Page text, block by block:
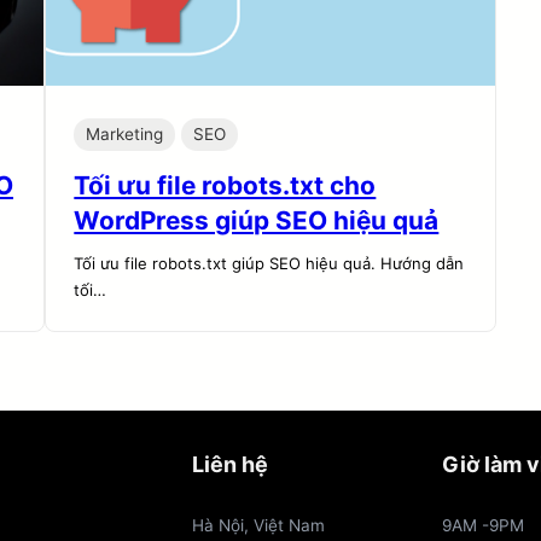
Marketing SEO
Tối ưu file robots.txt cho
WordPress giúp SEO hiệu quả
Tối ưu file robots.txt giúp SEO hiệu quả. Hướng dẫn
tối…
Liên hệ
Hà Nội, Việt Nam
Giờ làm
9AM -9PM